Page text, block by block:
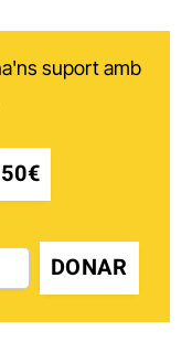
suport amb
50€
DONAR